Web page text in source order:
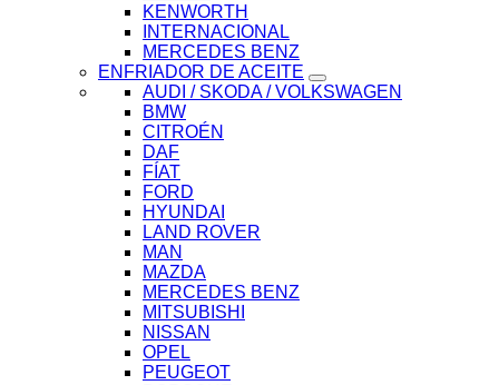
KENWORTH
INTERNACIONAL
MERCEDES BENZ
ENFRIADOR DE ACEITE
AUDI / SKODA / VOLKSWAGEN
BMW
CITROÉN
DAF
FÍAT
FORD
HYUNDAI
LAND ROVER
MAN
MAZDA
MERCEDES BENZ
MITSUBISHI
NISSAN
OPEL
PEUGEOT